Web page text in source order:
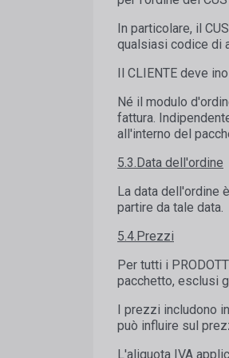
In particolare, il
qualsiasi codice di
Il CLIENTE deve
Né il modulo
fattura.
all'interno del
5.3.Data dell'ordine
La data dell'ordine
partire da tale data.
5.4.Prezzi
Per tutti i
pacchetto, esclusi
I prezzi includono
può influire sul
L'aliquota IVA